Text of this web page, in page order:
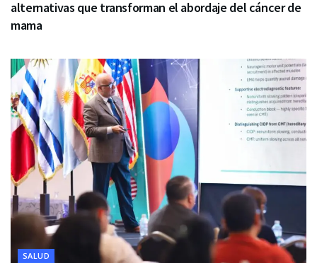
alternativas que transforman el abordaje del cáncer de
mama
SALUD